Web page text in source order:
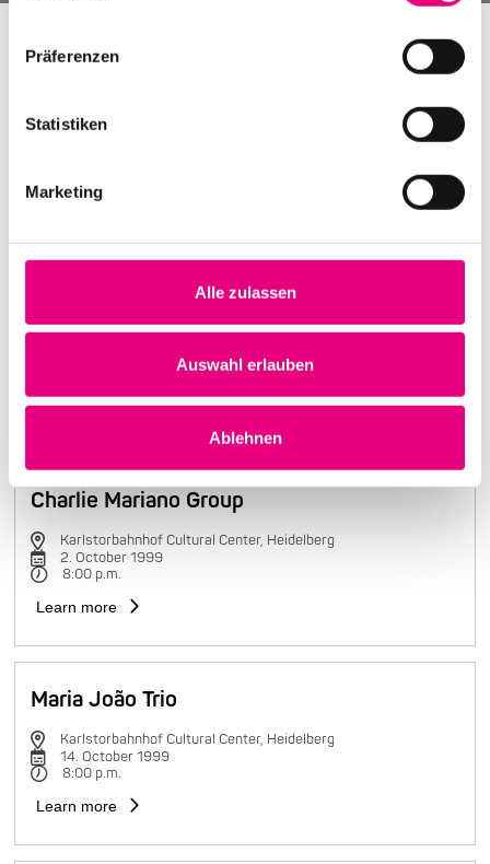
Präferenzen
Statistiken
Marketing
Alle zulassen
Auswahl erlauben
Ablehnen
Nightmares on Wax
Learn more
Charlie Mariano Group
Karlstorbahnhof Cultural Center, Heidelberg
2. October 1999
8:00 p.m.
Learn more
Maria João Trio
Karlstorbahnhof Cultural Center, Heidelberg
14. October 1999
8:00 p.m.
Learn more